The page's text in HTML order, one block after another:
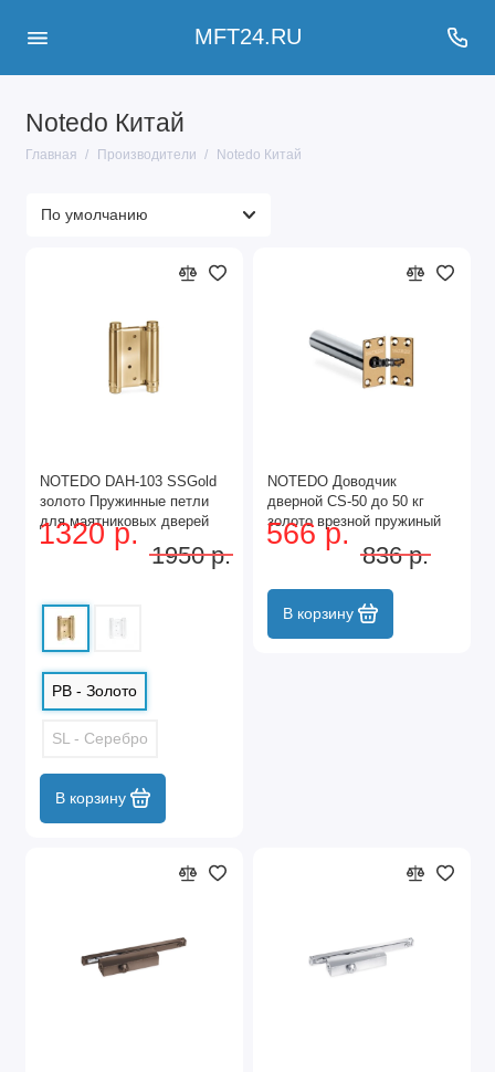
MFT24.RU
Notedo Китай
Главная Производители Notedo Китай
NOTEDO DAH-103 SSGold
золото Пружинные петли
для маятниковых дверей
(барные) (2 шт.) (20)
1320 р.
1950 р.
PB - Золото
SL - Серебро
В корзину
NOTEDO Доводчик
дверной CS-50 до 50 кг
золото врезной пружиный
цепной (50)
566 р.
836 р.
В корзину